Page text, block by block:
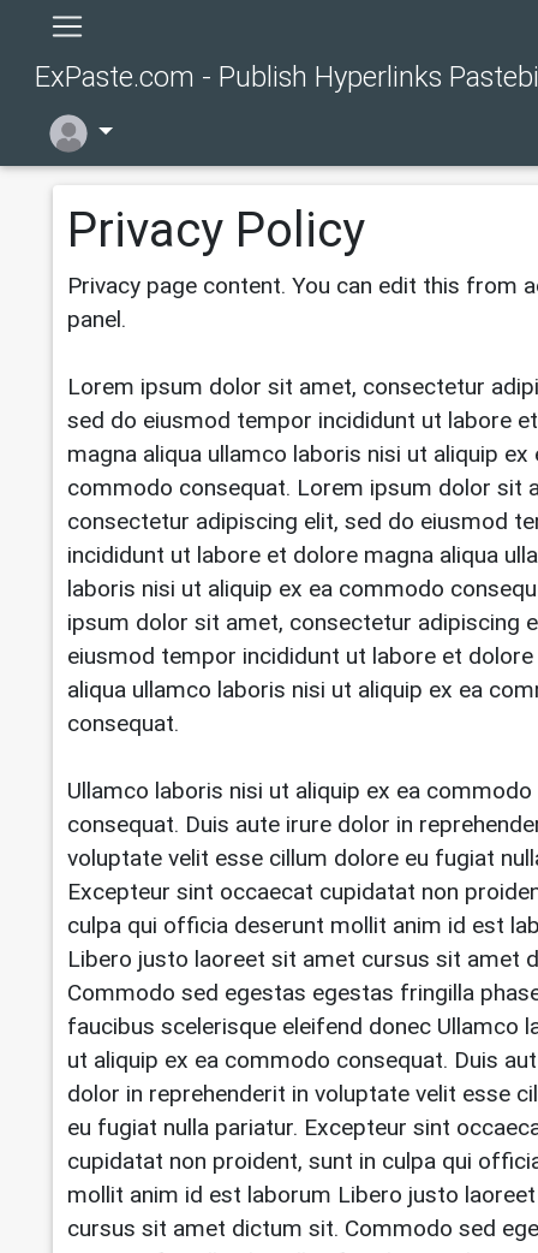
ExPaste.com - Publish Hyperlinks
Privacy Policy
Privacy page content. You can edit this from
panel.
Lorem ipsum dolor sit amet, consectetur
sed do eiusmod tempor incididunt ut labore
magna aliqua ullamco laboris nisi ut aliquip ex
commodo consequat. Lorem ipsum dolor sit
consectetur adipiscing elit, sed do eiusmod
incididunt ut labore et dolore magna aliqua
laboris nisi ut aliquip ex ea commodo
ipsum dolor sit amet, consectetur adipiscing
eiusmod tempor incididunt ut labore et
aliqua ullamco laboris nisi ut aliquip ex ea
consequat.
Ullamco laboris nisi ut aliquip ex ea commodo
consequat. Duis aute irure dolor in
voluptate velit esse cillum dolore eu fugiat
Excepteur sint occaecat cupidatat non
culpa qui officia deserunt mollit anim id est
Libero justo laoreet sit amet cursus sit amet
Commodo sed egestas egestas fringilla
faucibus scelerisque eleifend donec Ullamco
ut aliquip ex ea commodo consequat. Duis
dolor in reprehenderit in voluptate velit esse
eu fugiat nulla pariatur. Excepteur sint
cupidatat non proident, sunt in culpa qui
mollit anim id est laborum Libero justo
cursus sit amet dictum sit. Commodo sed